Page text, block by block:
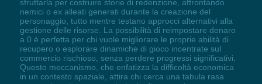
sfruttarla per costruire storie di redenzione, affrontando
nemici o ex alleati generati durante la creazione del
personaggio, tutto mentre testano approcci alternativi alla
gestione delle risorse. La possibilità di reimpostare denaro
a 0 è perfetta per chi vuole migliorare le proprie abilità di
recupero o esplorare dinamiche di gioco incentrate sul
commercio rischioso, senza perdere progressi significativi.
Questo meccanismo, che enfatizza la difficoltà economica
in un contesto spaziale, attira chi cerca una tabula rasa